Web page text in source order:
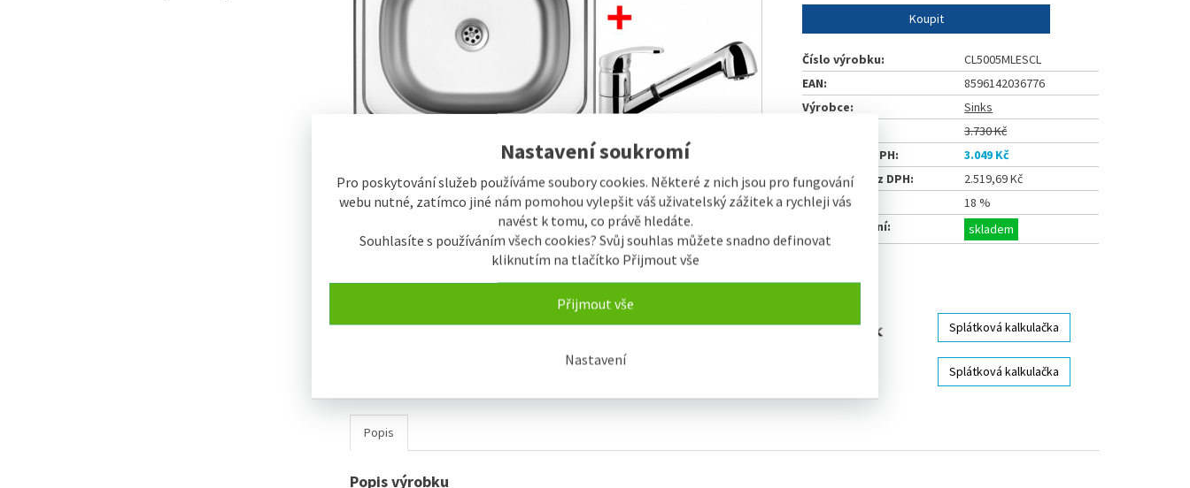
Nastavení soukromí
Pro poskytování služeb používáme soubory cookies. Některé z nich jsou pro fungování
webu nutné, zatímco jiné nám pomohou vylepšit váš uživatelský zážitek a rychleji vás
navést k tomu, co právě hledáte.
Souhlasíte s používáním všech cookies? Svůj souhlas můžete snadno definovat
kliknutím na tlačítko Přijmout vše
Přijmout vše
Nastavení
Koupit
Číslo výrobku:
CL5005MLESCL
EAN:
8596142036776
Výrobce:
Sinks
3.730 Kč
Naše cena s DPH:
3.049 Kč
Naše cena bez DPH:
2.519,69 Kč
Ušetříte:
18 %
Termín dodání:
skladem
Sdílet
Splátková kalkulačka
Splátková kalkulačka
Popis
Popis výrobku